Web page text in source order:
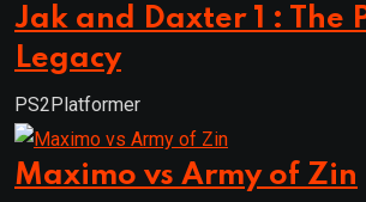
Jak and Daxter 1 : The
Legacy
PS2 Platformer
Maximo vs Army of Zin